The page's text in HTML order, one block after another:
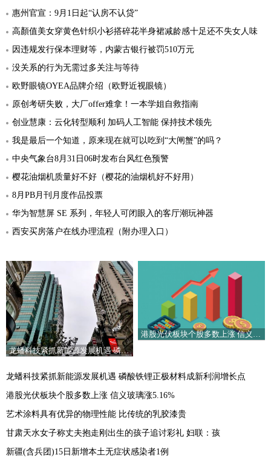
惠州官宣：9月1日起“认房不认贷”
高顏值美女穿黄色针织小衫搭碎花半身裙减龄感十足还不失女人味
因违规发行保本理财等，内蒙古银行被罚510万元
没关系的行为无需过多关注与等待
欧野眼镜OYEA品牌介绍（欧野近视眼镜）
原创考研失败，大厂offer难拿！一本学姐自救指南
创业慧康：云化转型顺利 加码人工智能 保持技术领先
我是最后一个知道，原来现在就可以吃到“大闸蟹”的吗？
中央气象台8月31日06时发布台风红色预警
樱花油烟机质量好不好（樱花的油烟机好不好用）
8月PB月刊月度作品投票
华为智慧屏 SE 系列，年轻人可闭眼入的客厅潮玩神器
西安买房落户在线办理流程（附办理入口）
龙蟠科技紧抓新能源发展机遇 磷酸铁锂正极材料成新利润增长点
港股光伏板块个股多数上涨 信义玻璃涨5.16%
龙蟠科技紧抓新能源发展机遇 磷酸铁锂正极材料成新利润增长点
港股光伏板块个股多数上涨 信义玻璃涨5.16%
艺术涂料具有优异的物理性能 比传统的乳胶漆贵
甘肃天水女子称丈夫抱走刚出生的孩子追讨彩礼 妇联：孩
新疆(含兵团)15日新增本土无症状感染者1例